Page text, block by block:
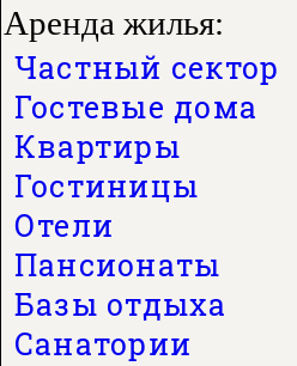
Аренда жилья:
Частный сектор
Гостевые дома
Квартиры
Гостиницы
Отели
Пансионаты
Базы отдыха
Санатории